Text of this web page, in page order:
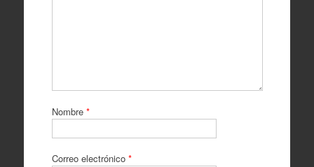
Nombre *
Correo electrónico *